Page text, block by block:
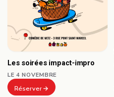
Les soirées impact-impro
LE 4 NOVEMBRE
Réserver